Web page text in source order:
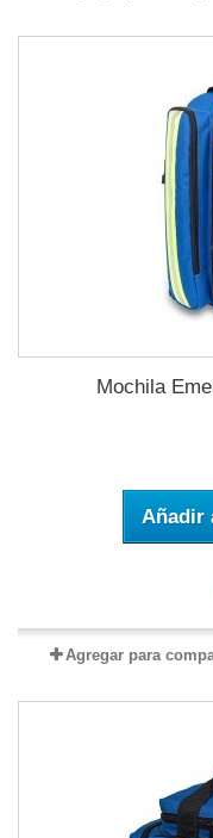
Mochila
Añadir
Agregar para